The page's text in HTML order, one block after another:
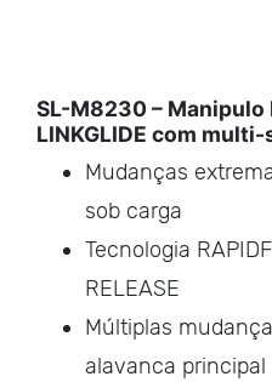
SL-M8230 – Manipulo
LINKGLIDE com
Mudanças
sob carga
Tecnologia
RELEASE
Múltiplas
alavanca principal